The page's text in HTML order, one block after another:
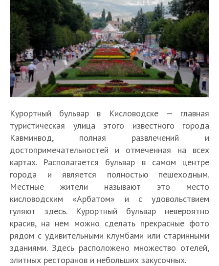
Курортный бульвар в Кисловодске — главная
туристическая улица этого известного города
Кавминвод, полная развлечений и
достопримечательностей и отмеченная на всех
картах. Располагается бульвар в самом центре
города и является полностью пешеходным.
Местные жители называют это место
кисловодским «Арбатом» и с удовольствием
гуляют здесь. Курортный бульвар невероятно
красив, на нем можно сделать прекрасные фото
рядом с удивительными клумбами или старинными
зданиями. Здесь расположено множество отелей,
элитных ресторанов и небольших закусочных.